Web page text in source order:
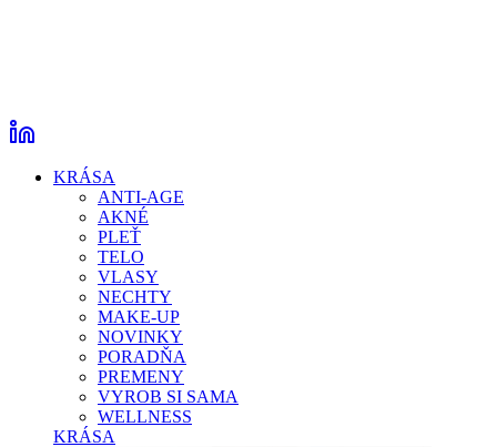
KRÁSA
ANTI-AGE
AKNÉ
PLEŤ
TELO
VLASY
NECHTY
MAKE-UP
NOVINKY
PORADŇA
PREMENY
VYROB SI SAMA
WELLNESS
KRÁSA